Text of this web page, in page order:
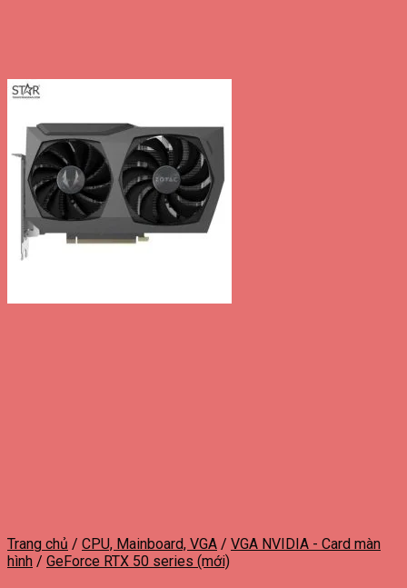
Trang chủ / CPU, Mainboard, VGA / VGA NVIDIA - Card màn
hình / GeForce RTX 50 series (mới)